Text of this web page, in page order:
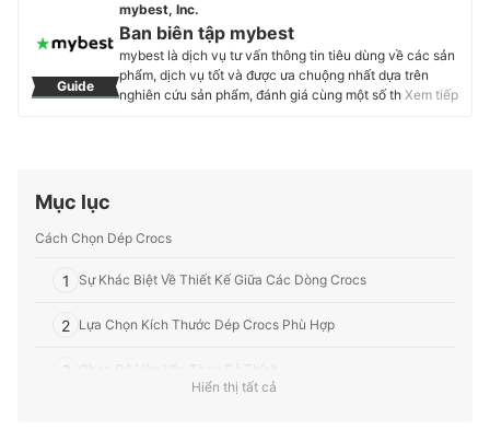
Guide
mybest, Inc.
Ban biên tập mybest
mybest là dịch vụ tư vấn thông tin tiêu dùng về các sản
phẩm, dịch vụ tốt và được ưa chuộng nhất dựa trên
nghiên cứu sản phẩm, đánh giá cùng một số thực
Profile của Ban biên tập mybest
Xem tiếp
Mục lục
Cách Chọn Dép Crocs
1 Sự Khác Biệt Về Thiết Kế Giữa Các Dòng Crocs
2 Lựa Chọn Kích Thước Dép Crocs Phù Hợp
3
Hiển thị tất cả